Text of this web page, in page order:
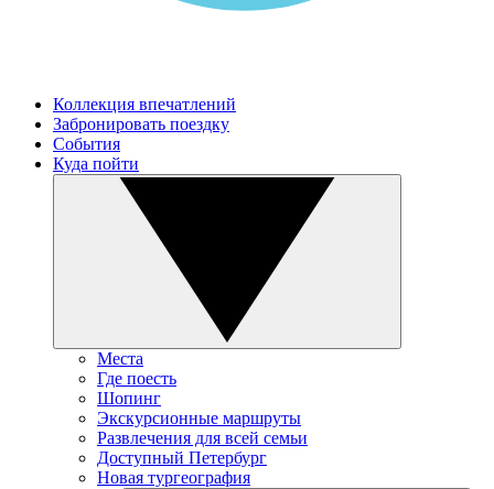
Коллекция впечатлений
Забронировать поездку
События
Куда пойти
Места
Где поесть
Шопинг
Экскурсионные маршруты
Развлечения для всей семьи
Доступный Петербург
Новая тургеография